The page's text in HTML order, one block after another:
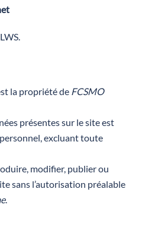
la propriété de FCSMO
présentes sur le site est
excluant toute
modifier, publier ou
sans l’autorisation préalable
.